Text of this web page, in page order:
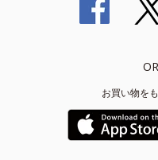
お買い物を